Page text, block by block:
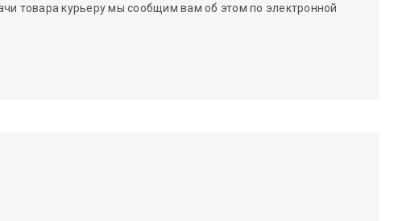
товара курьеру мы сообщим вам об этом по электронной